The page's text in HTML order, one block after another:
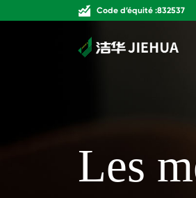
Code d’équité :832537
Les